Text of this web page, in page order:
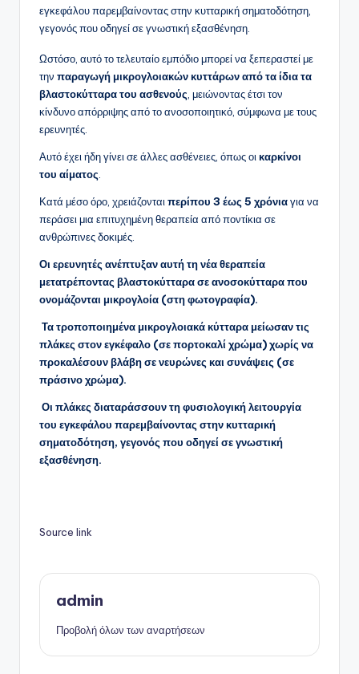
εγκεφάλου παρεμβαίνοντας στην κυτταρική σηματοδότηση,
γεγονός που οδηγεί σε γνωστική εξασθένηση.
Ωστόσο, αυτό το τελευταίο εμπόδιο μπορεί να ξεπεραστεί με
την παραγωγή μικρογλοιακών κυττάρων από τα ίδια τα
βλαστοκύτταρα του ασθενούς , μειώνοντας έτσι τον
κίνδυνο απόρριψης από το ανοσοποιητικό, σύμφωνα με τους
ερευνητές.
Αυτό έχει ήδη γίνει σε άλλες ασθένειες, όπως οι καρκίνοι
του αίματος
Κατά μέσο όρο, χρειάζονται περίπου 3 έως 5 χρόνιαγια να
περάσει μια επιτυχημένη θεραπεία από ποντίκια σε
ανθρώπινες δοκιμές.
Οι ερευνητές ανέπτυξαν αυτή τη νέα θεραπεία
μετατρέποντας βλαστοκύτταρα σε ανοσοκύτταρα που
ονομάζονται μικρογλοία (στη φωτογραφία).
Τα τροποποιημένα μικρογλοιακά κύτταρα μείωσαν τις
πλάκες στον εγκέφαλο (σε πορτοκαλί χρώμα) χωρίς να
προκαλέσουν βλάβη σε νευρώνες και συνάψεις (σε
πράσινο χρώμα).
Οι πλάκες διαταράσσουν τη φυσιολογική λειτουργία
του εγκεφάλου παρεμβαίνοντας στην κυτταρική
σηματοδότηση, γεγονός που οδηγεί σε γνωστική
εξασθένηση.
Source link
admin
Προβολή όλων των αναρτήσεων